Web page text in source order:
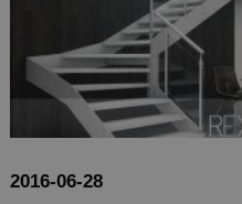
2016-06-28